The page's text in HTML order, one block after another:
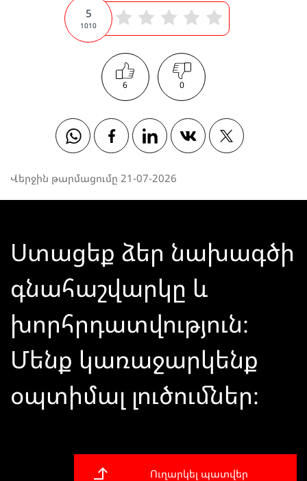
1010
5
6 0
Whatsapp FacebookLinkedin VkontakteTwitter
Վերջին թարմացումը 21-07-2026
Ստացեք ձեր նախագծի
գնահաշվարկը և
խորհրդատվություն։
Մենք կառաջարկենք
օպտիմալ լուծումներ։
Ուղարկել պատվեր